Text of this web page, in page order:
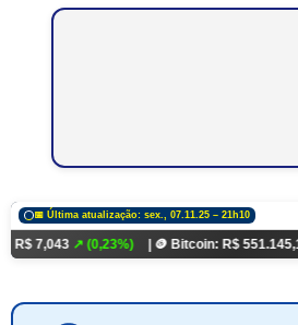
📅 Última atualização: sex., 07.11.25 – 21h10
↗ (0,23%) | 🪙 Bitcoin: R$ 551.145,13↗ (1,65)